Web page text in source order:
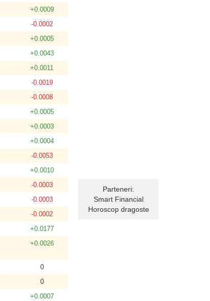
+0.0009
-0.0002
+0.0005
+0.0043
+0.0011
-0.0019
-0.0008
+0.0005
+0.0003
+0.0004
-0.0053
+0.0010
-0.0003
-0.0003
-0.0002
+0.0177
+0.0026
0
0
+0.0007
Parteneri:
Smart Financial
Horoscop dragoste